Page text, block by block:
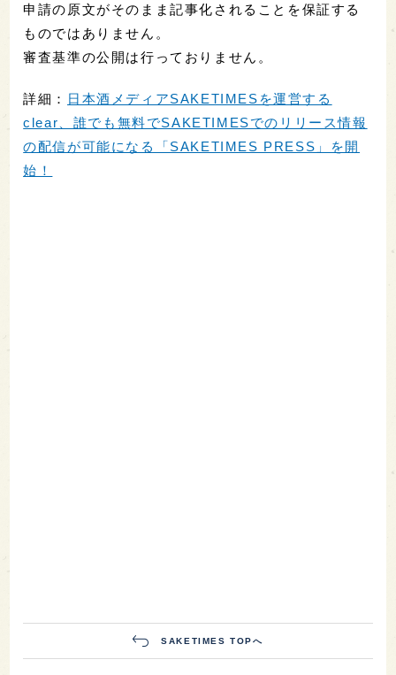
申請の原文がそのまま記事化されることを保証する
ものではありません。
審査基準の公開は行っておりません。
詳細： 日本酒メディアSAKETIMESを運営する
clear、誰でも無料でSAKETIMESでのリリース情報
の配信が可能になる「SAKETIMES PRESS」を開
始！
SAKETIMES TOPへ